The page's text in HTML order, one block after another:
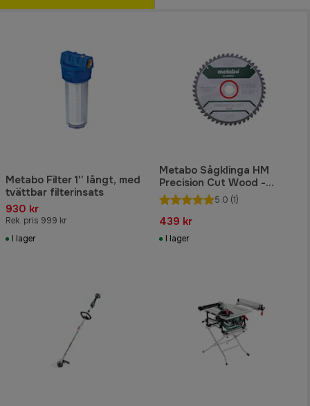
Metabo Filter 1'' långt, med
tvättbar filterinsats
930 kr
Rek. pris 999 kr
I lager
Metabo Sågklinga HM
Precision Cut Wood -
Classic 254x30, Z48 WZ
5°neg.
5.0 (1)
439 kr
I lager